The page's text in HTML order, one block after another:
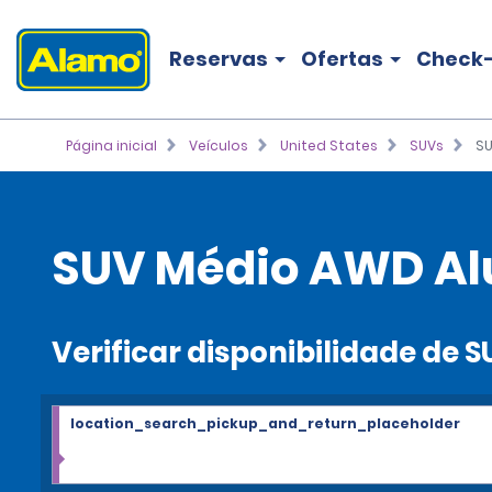
Reservas Ofertas
Página inicial Veículos United States SUVs
SUV Médio AWD
Verificar disponibilidade de
location_search_pickup_and_return_placeholder